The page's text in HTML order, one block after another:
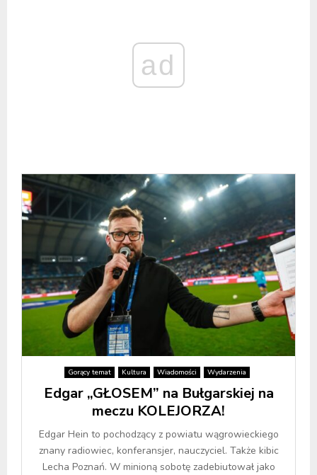
ad
Gorący temat Kultura Wiadomości Wydarzenia
Edgar „GŁOSEM” na Bułgarskiej na
meczu KOLEJORZA!
Edgar Hein to pochodzący z powiatu wągrowieckiego
znany radiowiec, konferansjer, nauczyciel. Także kibic
Lecha Poznań. W minioną sobotę zadebiutował jako